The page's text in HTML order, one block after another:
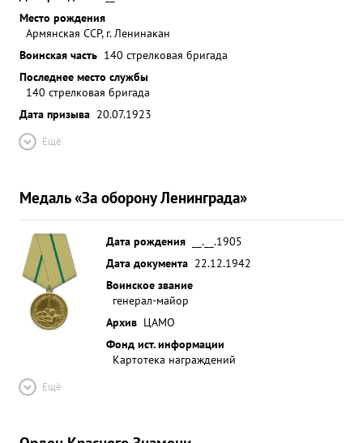
Место рождения
Армянская ССР, г. Ленинакан
Воинская часть 140 стрелковая бригада
Последнее место службы
140 стрелковая бригада
Дата призыва 20.07.1923
Ещё
Медаль «За оборону Ленинграда»
Дата рождения
__.__.1905
Дата документа 22.12.1942
Воинское звание
генерал-майор
Архив ЦАМО
Фонд ист. информации
Картотека награждений
Ещё